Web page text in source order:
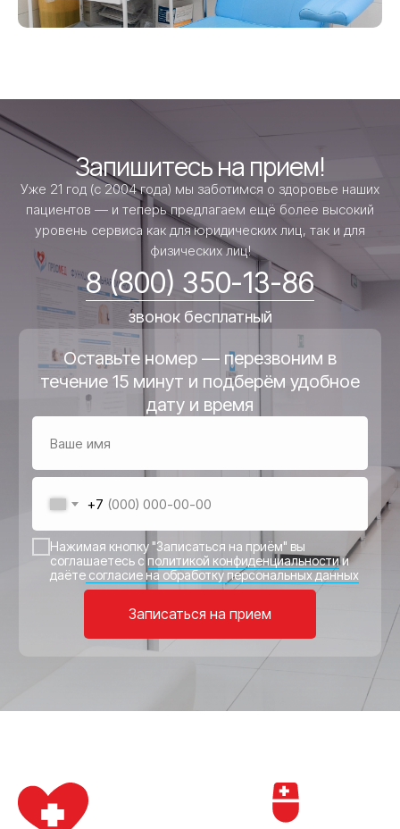
Запишитесь на прием!
Уже 21 год (с 2004 года) мы заботимся о здоровье наших
пациентов — и теперь предлагаем ещё более высокий
уровень сервиса как для юридических лиц, так и для
физических лиц!
8 (800) 350-13-86
звонок бесплатный
Оставьте номер — перезвоним в
течение 15 минут и подберём удобное
дату и время
+7
Нажимая кнопку "Записаться на приём" вы
соглашаетесь с политикой конфиденциальностии
даёте согласие на обработку персональных данных
Записаться на прием